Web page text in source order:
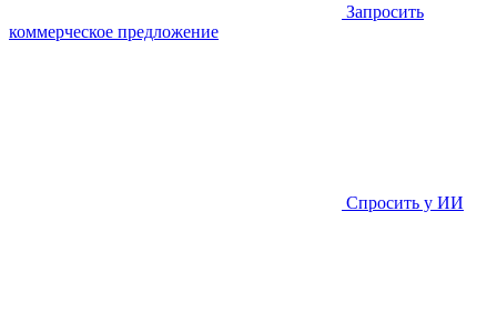
Запросить
коммерческое предложение
Спросить у ИИ